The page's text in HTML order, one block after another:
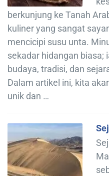
berkunjung ke Tanah
kuliner yang sangat
mencicipi susu unta.
sekadar hidangan biasa;
budaya, tradisi, dan
Dalam artikel ini, kita
unik dan …